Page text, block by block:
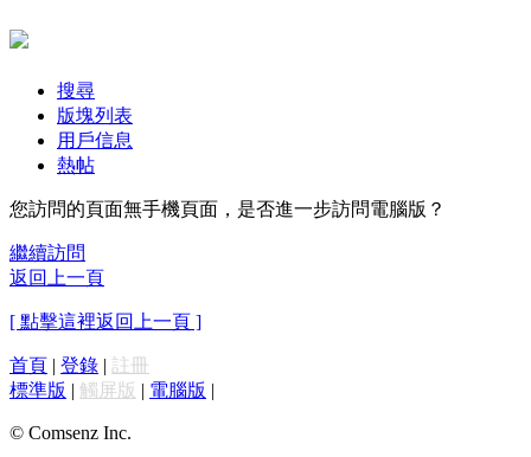
搜尋
版塊列表
用戶信息
熱帖
您訪問的頁面無手機頁面，是否進一步訪問電腦版？
繼續訪問
返回上一頁
[ 點擊這裡返回上一頁 ]
首頁 | 登錄 | 註冊
標準版 | 觸屏版 | 電腦版 |
© Comsenz Inc.